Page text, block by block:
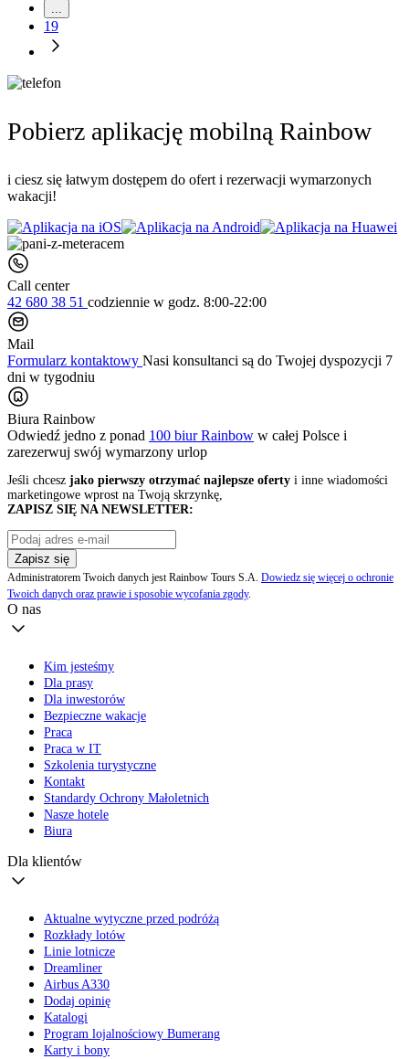
...
19
Pobierz aplikację mobilną Rainbow
i ciesz się łatwym dostępem do ofert i rezerwacji wymarzonych
wakacji!
Call center
42 680 38 51 codziennie w godz. 8:00-22:00
Mail
Formularz kontaktowy Nasi konsultanci są do Twojej dyspozycji 7
dni w tygodniu
Biura Rainbow
Odwiedź jedno z ponad 100 biur Rainbow w całej Polsce i
zarezerwuj swój wymarzony urlop
Jeśli chcesz jako pierwszy otrzymać najlepsze oferty i inne wiadomości
marketingowe wprost na Twoją skrzynkę,
ZAPISZ SIĘ NA NEWSLETTER:
Zapisz się
Administratorem Twoich danych jest Rainbow Tours S.A. Dowiedz się więcej o ochronie
Twoich danych oraz prawie i sposobie wycofania zgody.
O nas
Kim jesteśmy
Dla prasy
Dla inwestorów
Bezpieczne wakacje
Praca
Praca w IT
Szkolenia turystyczne
Kontakt
Standardy Ochrony Małoletnich
Nasze hotele
Biura
Dla klientów
Aktualne wytyczne przed podróżą
Rozkłady lotów
Linie lotnicze
Dreamliner
Airbus A330
Dodaj opinię
Katalogi
Program lojalnościowy Bumerang
Karty i bony